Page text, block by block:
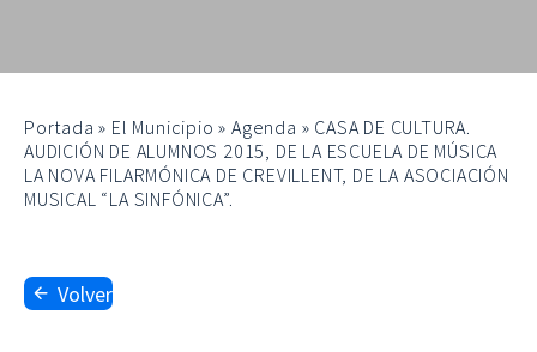
Portada » El Municipio »Agenda » CASA DE CULTURA.
AUDICIÓN DE ALUMNOS 2015, DE LA ESCUELA DE MÚSICA
LA NOVA FILARMÓNICA DE CREVILLENT, DE LA ASOCIACIÓN
MUSICAL “LA SINFÓNICA”.
Volver